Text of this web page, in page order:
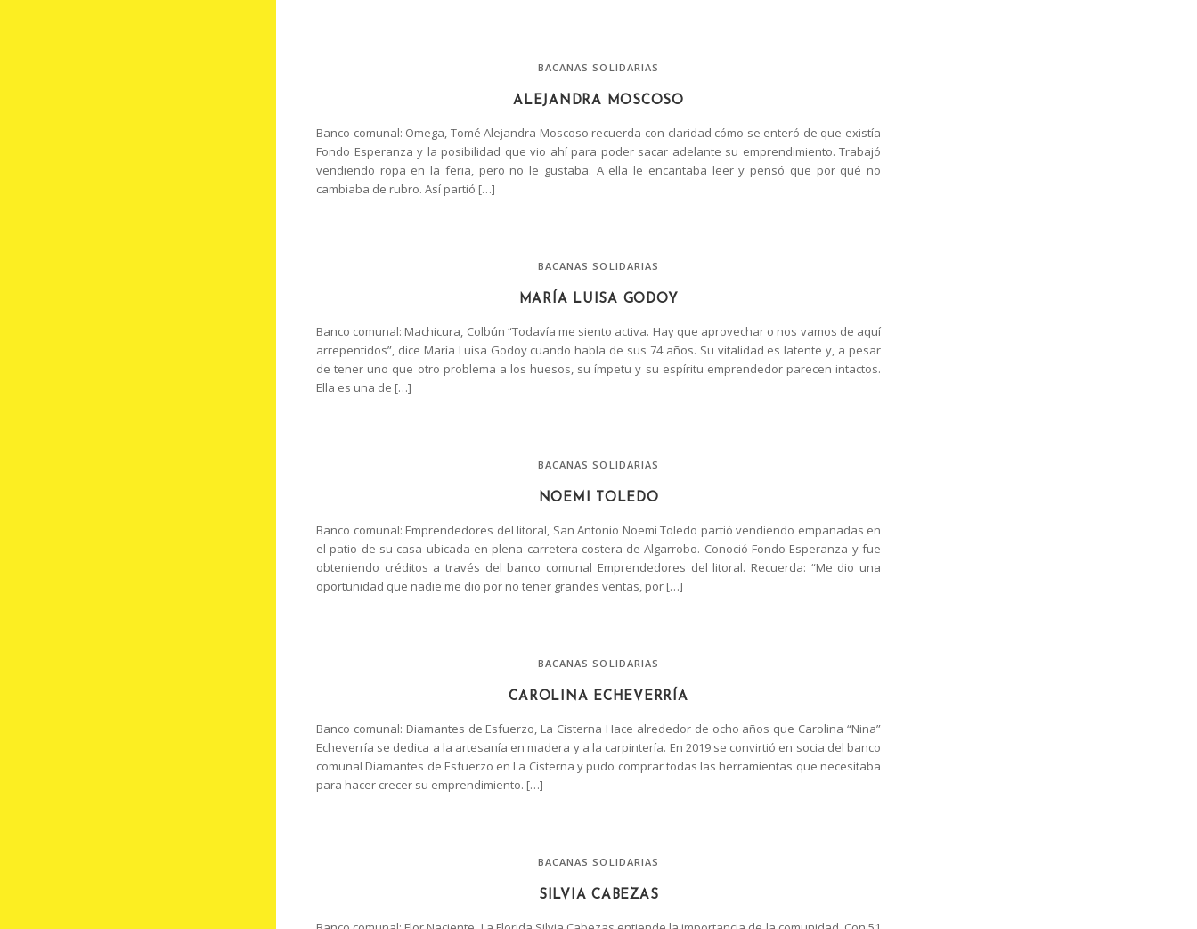
BACANAS SOLIDARIAS
ALEJANDRA MOSCOSO
Banco comunal: Omega, Tomé Alejandra Moscoso recuerda con claridad cómo se enteró de que existía
Fondo Esperanza y la posibilidad que vio ahí para poder sacar adelante su emprendimiento. Trabajó
vendiendo ropa en la feria, pero no le gustaba. A ella le encantaba leer y pensó que por qué no
cambiaba de rubro. Así partió […]
BACANAS SOLIDARIAS
MARÍA LUISA GODOY
Banco comunal: Machicura, Colbún “Todavía me siento activa. Hay que aprovechar o nos vamos de aquí
arrepentidos”, dice María Luisa Godoy cuando habla de sus 74 años. Su vitalidad es latente y, a pesar
de tener uno que otro problema a los huesos, su ímpetu y su espíritu emprendedor parecen intactos.
Ella es una de […]
BACANAS SOLIDARIAS
NOEMI TOLEDO
Banco comunal: Emprendedores del litoral, San Antonio Noemi Toledo partió vendiendo empanadas en
el patio de su casa ubicada en plena carretera costera de Algarrobo. Conoció Fondo Esperanza y fue
obteniendo créditos a través del banco comunal Emprendedores del litoral. Recuerda: “Me dio una
oportunidad que nadie me dio por no tener grandes ventas, por […]
BACANAS SOLIDARIAS
CAROLINA ECHEVERRÍA
Banco comunal: Diamantes de Esfuerzo, La Cisterna Hace alrededor de ocho años que Carolina “Nina”
Echeverría se dedica a la artesanía en madera y a la carpintería. En 2019 se convirtió en socia del banco
comunal Diamantes de Esfuerzo en La Cisterna y pudo comprar todas las herramientas que necesitaba
para hacer crecer su emprendimiento. […]
BACANAS SOLIDARIAS
SILVIA CABEZAS